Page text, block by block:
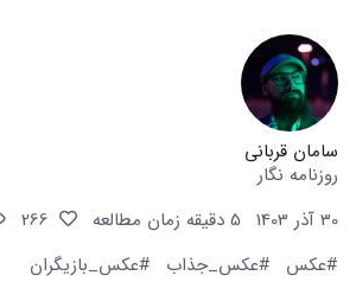
سامان قربانی
روزنامه نگار
30 آذر 1403
5 دقیقه زمان مطالعه
#عکس
#عکس_جذاب #عکس_بازیگران